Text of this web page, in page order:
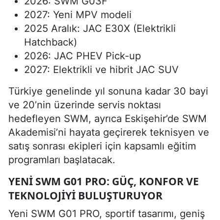
2027: Yeni MPV modeli
2025 Aralık: JAC E30X (Elektrikli
Hatchback)
2026: JAC PHEV Pick-up
2027: Elektrikli ve hibrit JAC SUV
Türkiye genelinde yıl sonuna kadar 30 bayi
ve 20’nin üzerinde servis noktası
hedefleyen SWM, ayrıca Eskişehir’de SWM
Akademisi’ni hayata geçirerek teknisyen ve
satış sonrası ekipleri için kapsamlı eğitim
programları başlatacak.
YENI SWM G01 PRO: GÜÇ, KONFOR VE
TEKNOLOJIYI BULUŞTURUYOR
Yeni SWM G01 PRO, sportif tasarımı, geniş